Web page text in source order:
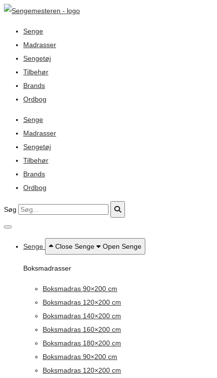
Senge
Madrasser
Sengetøj
Tilbehør
Brands
Ordbog
Senge
Madrasser
Sengetøj
Tilbehør
Brands
Ordbog
Søg
Senge Close Senge Open Senge
Boksmadrasser
Boksmadras 90×200 cm
Boksmadras 120×200 cm
Boksmadras 140×200 cm
Boksmadras 160×200 cm
Boksmadras 180×200 cm
Boksmadras 90×200 cm
Boksmadras 120×200 cm